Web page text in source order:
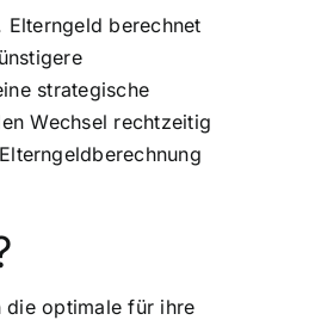
Elterngeld berechnet
strategische
Wechsel rechtzeitig
die optimale für ihre